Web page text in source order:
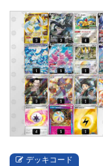
デッキコード